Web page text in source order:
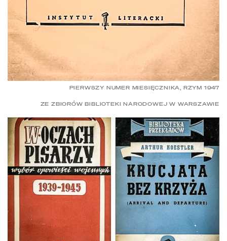
PIERWSZY NUMER MIESIĘCZNIKA, RZYM 1947
ZE ZBIORÓW BIBLIOTEKI NARODOWEJ W WARSZAWIE